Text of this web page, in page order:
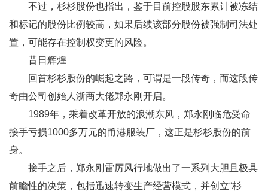
不过，杉杉股份也指出，鉴于目前控股股东累计被冻结
和标记的股份比例较高，如果后续该部分股份被强制司法处
置，可能存在控制权变更的风险。
昔日辉煌
回首杉杉股份的崛起之路，可谓是一段传奇，而这段传
奇由公司创始人浙商大佬郑永刚开启。
1989年，乘着改革开放的浪潮东风，郑永刚临危受命
接手亏损1000多万元的甬港服装厂，这正是杉杉股份的前
身。
接手之后，郑永刚雷厉风行地做出了一系列大胆且极具
前瞻性的决策，包括迅速转变生产经营模式，并创立“杉